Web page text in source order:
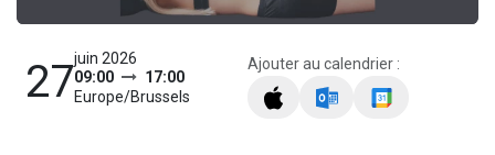
27juin 2026
09:00
17:00
Europe/Brussels
Ajouter au calendrier :